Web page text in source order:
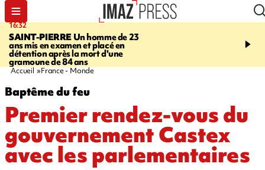
16:32
SAINT-PIERREUn homme de 23
ans mis en examen et placé en
détention après la mort d'une
gramoune de 84 ans
21:08
et Turquie scellent un
Accueil France - Monde
Baptême du feu
Premier rendez-vous du
gouvernement Castex
avec les parlementaires